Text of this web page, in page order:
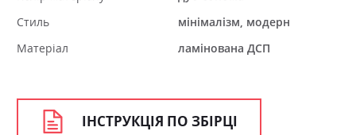
Стиль
мінімалізм, модерн
Матеріал
ламінована ДСП
ІНСТРУКЦІЯ ПО ЗБІРЦІ